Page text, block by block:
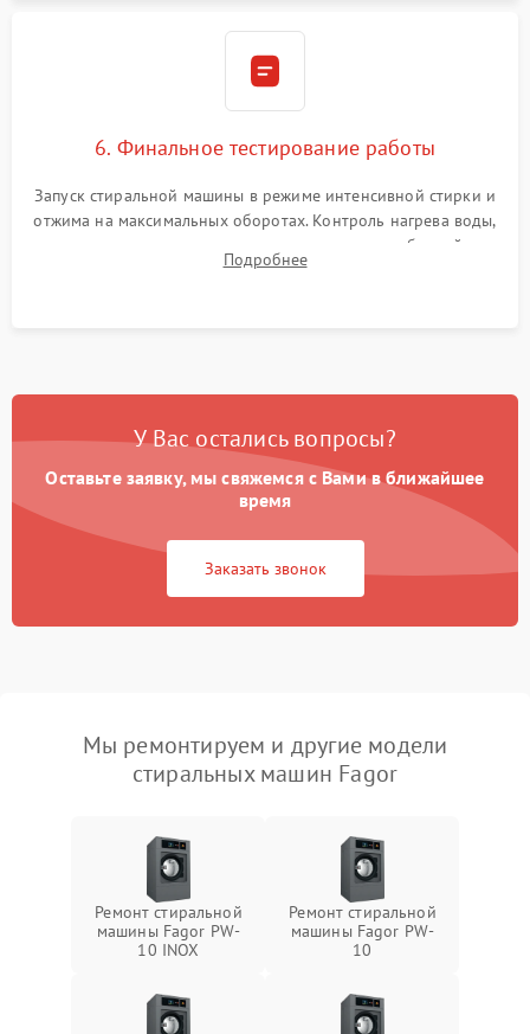
6. Финальное тестирование работы
Запуск стиральной машины в режиме интенсивной стирки и
отжима на максимальных оборотах. Контроль нагрева воды,
корректности слива, отсутствия излишних вибраций,
посторонних стуков и протечек под корпусом.
Подробнее
У Вас остались вопросы?
Оставьте заявку, мы свяжемся с Вами в ближайшее
время
Заказать звонок
Мы ремонтируем и другие модели
стиральных машин Fagor
Ремонт стиральной
машины Fagor PW-
10 INOX
Ремонт стиральной
машины Fagor PW-
10